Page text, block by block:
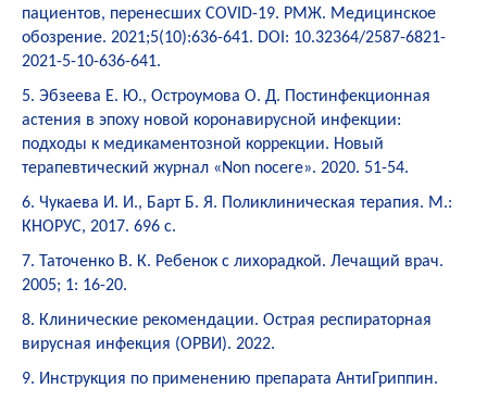
пациентов, перенесших COVID-19. РМЖ. Медицинское
обозрение. 2021;5(10):636-641. DOI: 10.32364/2587-6821-
2021-5-10-636-641.
5. Эбзеева Е. Ю., Остроумова О. Д. Постинфекционная
астения в эпоху новой коронавирусной инфекции:
подходы к медикаментозной коррекции. Новый
терапевтический журнал «Non nocere». 2020. 51-54.
6. Чукаева И. И., Барт Б. Я. Поликлиническая терапия. М.:
КНОРУС, 2017. 696 с.
7. Таточенко В. К. Ребенок с лихорадкой. Лечащий врач.
2005; 1: 16-20.
8. Клинические рекомендации. Острая респираторная
вирусная инфекция (ОРВИ). 2022.
9. Инструкция по применению препарата АнтиГриппин.